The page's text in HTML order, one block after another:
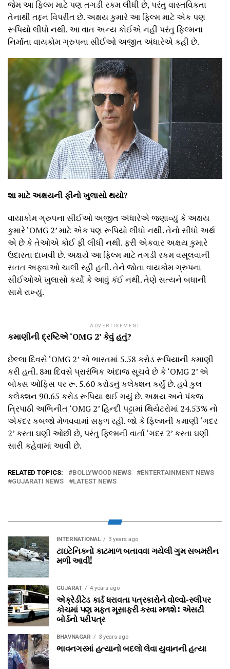
જેમ આ ફિલ્મ માટે પણ તગડી રકમ લીધી છે, પરંતુ વાસ્તવિકતા
તેનાથી તદ્દન વિપરીત છે. અક્ષય કુમારે આ ફિલ્મ માટે એક પણ
રૂપિયો લીધો નથી. આ વાત અન્ય કોઈએ નહીં પરંતુ ફિલ્મના
નિર્માતા વાયકોમ ગ્રુપના સીઈઓ અજીત અંધારેએ કહી છે.
શા માટે અક્ષયની ફીનો ખુલાસો થયો?
વાયાકોમ ગ્રુપના સીઈઓ અજીત અંધારેએ જણાવ્યું કે અક્ષય
કુમારે ‘OMG 2’ માટે એક પણ રૂપિયો લીધો નથી. તેનો સીધો અર્થ
એ છે કે તેઓએ કોઈ ફી લીધી નથી. ફરી એકવાર અક્ષય કુમારે
ઉદારતા દાખવી છે. અક્ષયે આ ફિલ્મ માટે તગડી રકમ વસૂલવાની
સતત અફવાઓ ચાલી રહી હતી. તેને જોતા વાયકોમ ગ્રુપના
સીઈઓએ ખુલાસો કર્યો કે આવું કંઈ નથી. તેણે સત્યને બધાની
સામે રાખ્યું.
ADVERTISEMENT
કમાણીની દ્રષ્ટિએ ‘OMG 2’ કેવું હતું?
છેલ્લા દિવસે ‘OMG 2’ એ ભારતમાં 5.58 કરોડ રૂપિયાની કમાણી
કરી હતી. 8મા દિવસે પ્રારંભિક અંદાજ સૂચવે છે કે ‘OMG 2’ એ
બોક્સ ઓફિસ પર રૂ. 5.60 કરોડનું કલેક્શન કર્યું છે. હવે કુલ
કલેક્શન 90.65 કરોડ રૂપિયા થઈ ગયું છે. અક્ષય અને પંકજ
ત્રિપાઠી અભિનીત ‘OMG 2’ હિન્દી પટ્ટામાં થિયેટરોમાં 24.53% નો
એકંદર કબજો મેળવવામાં સફળ રહી. જો કે ફિલ્મની કમાણી ‘ગદર
2’ કરતા ઘણી ઓછી છે, પરંતુ ફિલ્મની વાર્તા ‘ગદર 2’ કરતા ઘણી
સારી કહેવામાં આવી છે.
RELATED TOPICS: BOLLYWOOD NEWS
ENTERTAINMENT NEWS
GUJARATI NEWS
LATEST NEWS
INTERNATIONAL 3 years ago
ટાઇટેનિકનો કાટમાળ બતાવવા ગયેલી ગુમ સબમરીન
મળી આવી!
GUJARAT 4 years ago
એક્રેડીટેડ કાર્ડ ધરાવતા પત્રકારોને વોલ્‍વો-સ્‍લીપર
કોચમાં પણ મફત મૂસાફરી કરવા મળશે : એસટી
બોર્ડનો પરીપત્ર
BHAVNAGAR 3 years ago
ભાવનગરમાં હત્યાનો બદલો લેવા યુવાનની હત્યા